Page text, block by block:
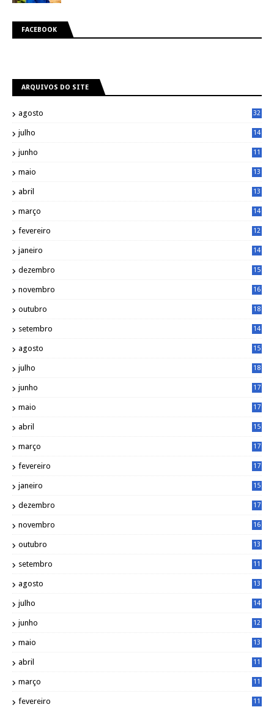
FACEBOOK
ARQUIVOS DO SITE
agosto 32
julho
14
junho
11
maio
13
abril
13
março
14
fevereiro
12
janeiro
14
dezembro
15
novembro
16
outubro
18
setembro
14
agosto
15
julho
18
junho
17
maio
17
abril
15
março
17
fevereiro
17
janeiro
15
dezembro
17
novembro
16
outubro
13
setembro
11
agosto
13
julho
14
junho
12
maio
13
abril
11
março
11
fevereiro
11